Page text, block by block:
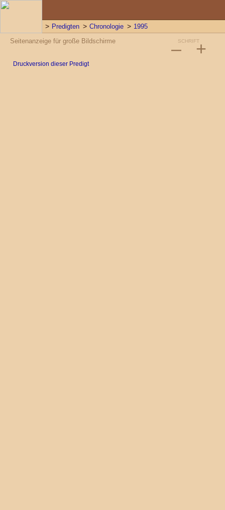
Predigten Chronologie 1995
SCHRIFT
– +
Seitenanzeige für große Bildschirme
Druckversion dieser Predigt